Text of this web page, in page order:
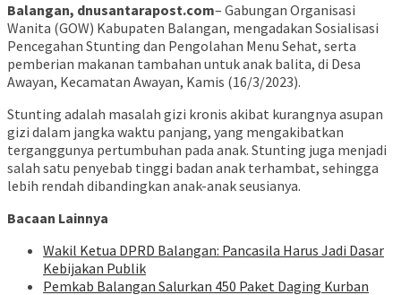
Balangan, dnusantarapost.com– Gabungan Organisasi
Wanita (GOW) Kabupaten Balangan, mengadakan Sosialisasi
Pencegahan Stunting dan Pengolahan Menu Sehat, serta
pemberian makanan tambahan untuk anak balita, di Desa
Awayan, Kecamatan Awayan, Kamis (16/3/2023).
Stunting adalah masalah gizi kronis akibat kurangnya asupan
gizi dalam jangka waktu panjang, yang mengakibatkan
terganggunya pertumbuhan pada anak. Stunting juga menjadi
salah satu penyebab tinggi badan anak terhambat, sehingga
lebih rendah dibandingkan anak-anak seusianya.
Bacaan Lainnya
Wakil Ketua DPRD Balangan: Pancasila Harus Jadi Dasar
Kebijakan Publik
Pemkab Balangan Salurkan 450 Paket Daging Kurban